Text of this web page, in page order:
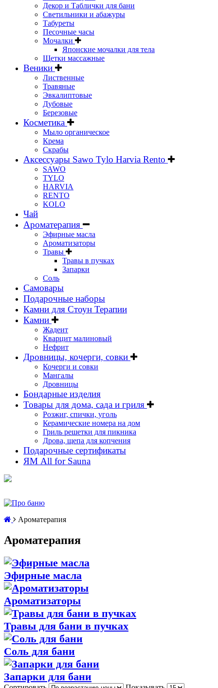
Декор и Таблички для бани
Светильники и абажуры
Табуреты
Песочные часы
Мочалки
Японские мочалки для тела
Щетки массажные
Веники
Лиственные
Травяные
Эвкалиптовые
Дубовые
Березовые
Косметика
Мыло органическое
Крема
Скрабы
Аксессуары Sawo Tylo Harvia Rento
SAWO
TYLO
HARVIA
RENTO
KOLO
Чай
Ароматерапия
Эфирные масла
Ароматизаторы
Травы
Травы в пучках
Запарки
Соль
Самовары
Подарочные наборы
Камни для Стоун Терапии
Камни
Жадеит
Кварцит малиновый
Нефрит
Дровницы, кочерги, совки
Кочерги и совки
Мангалы
Дровницы
Бондарные изделия
Товары для дома, сада и гриля
Розжиг, спички, уголь
Керамические номера на дом
Гриль решетки для пикника
Дрова, щепа для копчения
Подарочные сертификаты
ЯМ All for Sauna
Ароматерапия
Ароматерапия
Эфирные масла
Ароматизаторы
Травы для бани в пучках
Соль для бани
Запарки для бани